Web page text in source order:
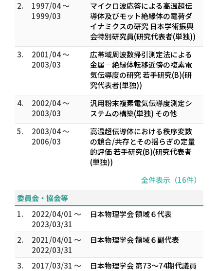
2.
1997/04 ～
1999/03
マイクロ波応答による高温超伝
導体及びモット絶縁体の電荷ダ
イナミクスの研究 日本学術振興
会特別研究員(研究代表者(単独))
3.
2001/04 ～
2003/03
広帯域周波数掃引測定法による
金属―絶縁体転移近傍の複素電
気伝導度の研究 若手研究(B)(研
究代表者(単独))
4.
2002/04 ～
2003/03
汎用粉末複素電気伝導度測定シ
ステムの構築(単独) その他
5.
2003/04 ～
2006/03
高温超伝導体における秩序変数
の競合/共存とその揺らぎの定量
的評価 若手研究(B)(研究代表者
(単独))
全件表示（16件）
委員会・協会等
1.
2022/04/01 ～
2023/03/31
日本物理学会 領域６代表
2.
2021/04/01 ～
2022/03/31
日本物理学会 領域６副代表
3.
2017/03/31 ～
日本物理学会 第73～74期代議員